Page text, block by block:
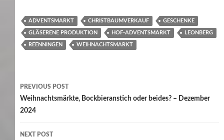
ADVENTSMARKT CHRISTBAUMVERKAUF GESCHENKE
GLÄSERENE PRODUKTION HOF-ADVENTSMARKT LEONBERG
REENNINGEN WEIHNACHTSMARKT
Post
navigation
PREVIOUS POST
Weihnachtsmärkte, Bockbieranstich oder beides? – Dezember
2024
NEXT POST